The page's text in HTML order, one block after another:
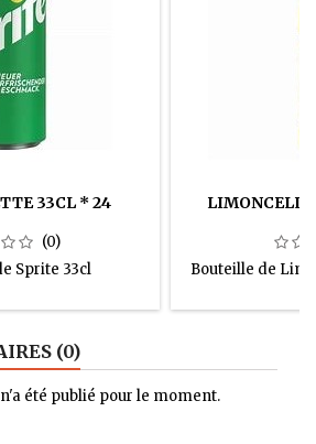
33CL * 24
(0)
Sprite 33cl
Bouteille de
(0)
été publié pour le moment.